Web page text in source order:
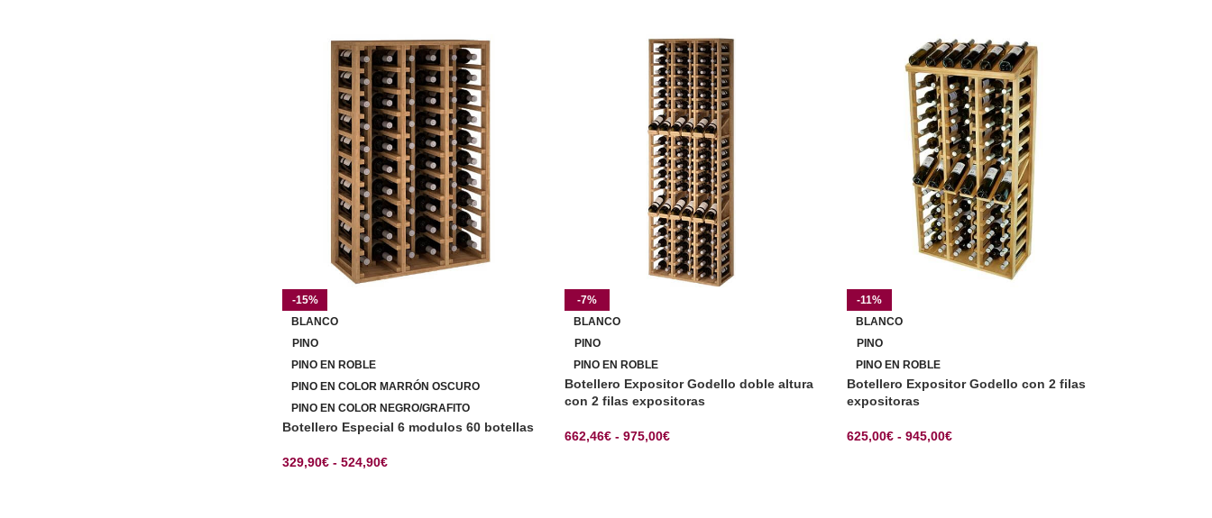
-15%
BLANCO
PINO
PINO EN ROBLE
PINO EN COLOR MARRÓN OSCURO
PINO EN COLOR NEGRO/GRAFITO
Botellero Especial 6 modulos 60 botellas
329,90€ - 524,90€
-7%
BLANCO
PINO
PINO EN ROBLE
Botellero Expositor Godello doble altura
con 2 filas expositoras
662,46€ - 975,00€
-11%
BLANCO
PINO
PINO EN ROBLE
Botellero Expositor Godello con 2 filas
expositoras
625,00€ - 945,00€